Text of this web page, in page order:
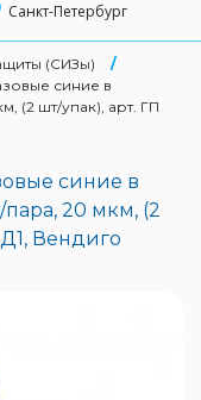
Санкт-Петербург
(СИЗы)
/
синие в
(2 шт/упак), арт. ГП
синие в
20 мкм, (2
Вендиго